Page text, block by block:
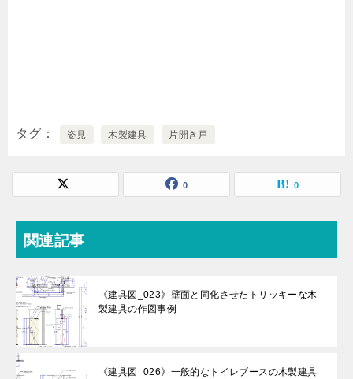
タグ 姿見 木製建具 片開き戸
0 0
関連記事
《建具図_023》壁面と同化させたトリッキーな木
製建具の作図事例
《建具図_026》一般的なトイレブースの木製建具